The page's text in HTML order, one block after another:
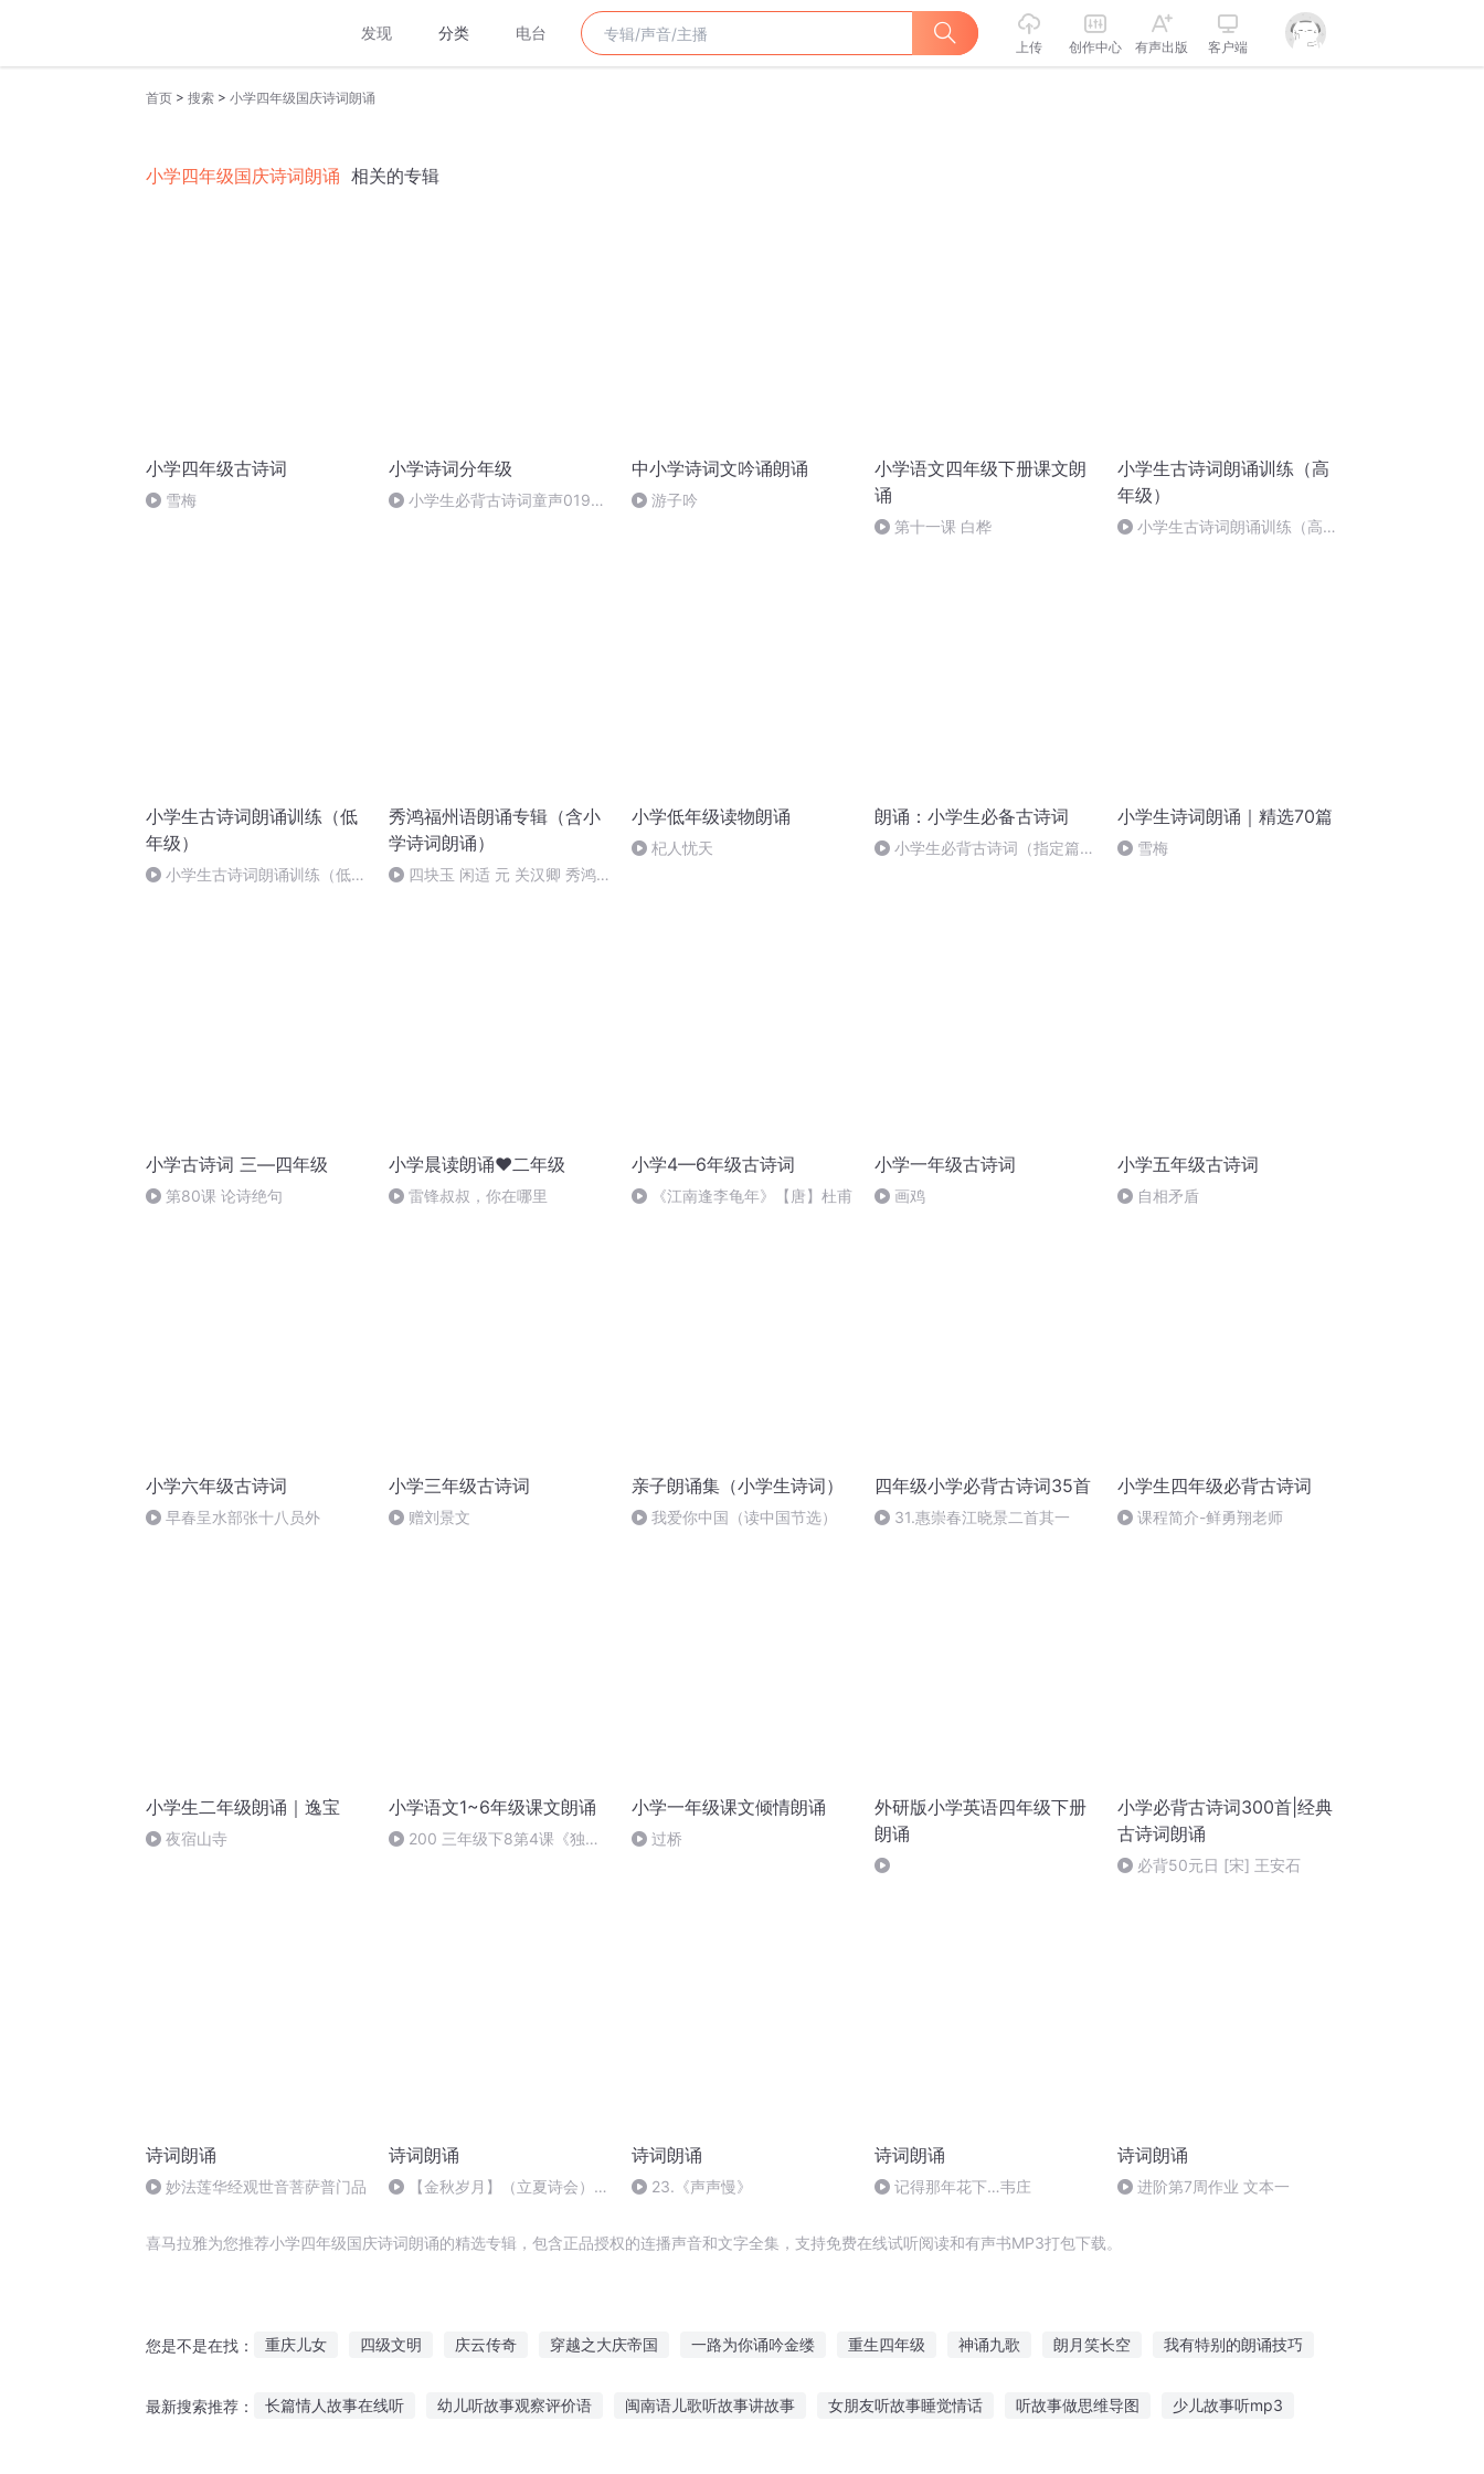
发现 分类 电台
上传 创作中心 有声出版 客户端
首页 > 搜索 > 小学四年级国庆诗词朗诵
小学四年级国庆诗词朗诵 相关的专辑
小学四年级古诗词
雪梅
小学诗词分年级
小学生必背古诗词童声019宿
中小学诗词文吟诵朗诵
游子吟
小学语文四年级下册课文朗
诵
第十一课 白桦
小学生古诗词朗诵训练（高
年级）
小学生古诗词朗诵训练（高年
小学生古诗词朗诵训练（低
年级）
小学生古诗词朗诵训练（低年
秀鸿福州语朗诵专辑（含小
学诗词朗诵）
四块玉 闲适 元 关汉卿 秀鸿
小学低年级读物朗诵
杞人忧天
朗诵：小学生必备古诗词
小学生必背古诗词（指定篇
小学生诗词朗诵｜精选70篇
雪梅
小学古诗词 三—四年级
第80课 论诗绝句
小学晨读朗诵♥二年级
雷锋叔叔，你在哪里
小学4—6年级古诗词
《江南逢李龟年》【唐】杜甫
小学一年级古诗词
画鸡
小学五年级古诗词
自相矛盾
小学六年级古诗词
早春呈水部张十八员外
小学三年级古诗词
赠刘景文
亲子朗诵集（小学生诗词）
我爱你中国（读中国节选）
四年级小学必背古诗词35首
31.惠崇春江晓景二首其一
小学生四年级必背古诗词
课程简介-鲜勇翔老师
小学生二年级朗诵｜逸宝
夜宿山寺
小学语文1~6年级课文朗诵
200 三年级下8第4课《独角
小学一年级课文倾情朗诵
过桥
外研版小学英语四年级下册
朗诵
小学必背古诗词300首|经典
古诗词朗诵
必背50元日 [宋] 王安石
诗词朗诵
妙法莲华经观世音菩萨普门品
诗词朗诵
【金秋岁月】（立夏诗会）
诗词朗诵
23.《声声慢》
诗词朗诵
记得那年花下…韦庄
诗词朗诵
进阶第7周作业 文本一
喜马拉雅为您推荐小学四年级国庆诗词朗诵的精选专辑，包含正品授权的连播声音和文字全集，支持免费在线试听阅读和有声书MP3打包下载。
您是不是在找： 重庆儿女 四级文明 庆云传奇 穿越之大庆帝国 一路为你诵吟金缕 重生四年级 神诵九歌 朗月笑长空 我有特别的朗诵技巧
最新搜索推荐： 长篇情人故事在线听 幼儿听故事观察评价语 闽南语儿歌听故事讲故事 女朋友听故事睡觉情话 听故事做思维导图 少儿故事听mp3